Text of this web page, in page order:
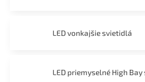
LED vonkajšie svietidlá
LED priemyselné High